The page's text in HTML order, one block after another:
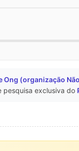
Ong (organização
pesquisa exclusiva do